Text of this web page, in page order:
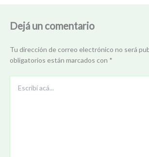
Dejá un comentario
Tu dirección de correo electrónico no será
obligatorios están marcados con *
acá...